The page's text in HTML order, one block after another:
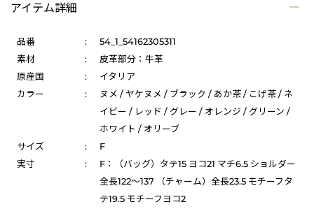
アイテム詳細
品番 :
54_1_54162305311
素材
:
皮革部分：牛革
原産国
:
イタリア
カラー
:
ヌメ / ヤケヌメ / ブラック / あか茶 / こげ茶 / ネ
イビー / レッド / グレー / オレンジ / グリーン /
ホワイト / オリーブ
サイズ
:
F
実寸
:
F：（バッグ）タテ15 ヨコ21 マチ6.5 ショルダー
全長122～137 （チャーム）全長23.5 モチーフタ
テ19.5 モチーフヨコ2